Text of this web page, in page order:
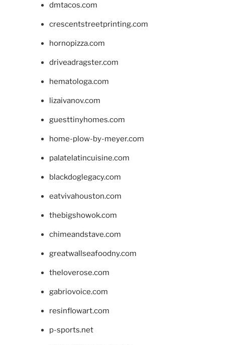
dmtacos.com
crescentstreetprinting.com
hornopizza.com
driveadragster.com
hematologa.com
lizaivanov.com
guesttinyhomes.com
home-plow-by-meyer.com
palatelatincuisine.com
blackdoglegacy.com
eatvivahouston.com
thebigshowok.com
chimeandstave.com
greatwallseafoodny.com
theloverose.com
gabriovoice.com
resinflowart.com
p-sports.net